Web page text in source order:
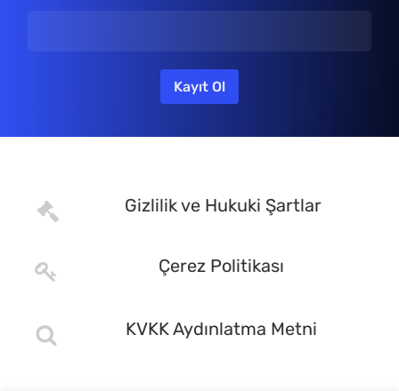
Gizlilik ve Hukuki Şartlar
Çerez Politikası
KVKK Aydınlatma Metni